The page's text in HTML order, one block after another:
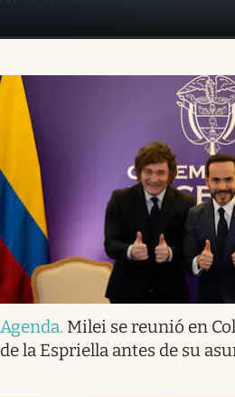
Agenda. Milei se reunió en
de la Espriella antes de su